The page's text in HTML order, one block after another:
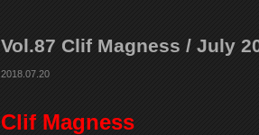
Vol.87 Clif Magness / July
2018.07.20
Clif Magness